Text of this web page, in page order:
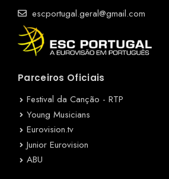
escportugal.geral@gmail.com
Parceiros Oficiais
Festival da Canção - RTP
Young Musicians
Eurovision.tv
Junior Eurovision
ABU